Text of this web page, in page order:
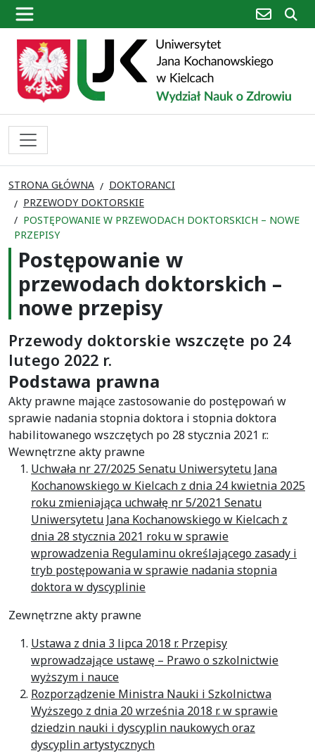
poczta
STRONA GŁÓWNA
DOKTORANCI
PRZEWODY DOKTORSKIE
POSTĘPOWANIE W PRZEWODACH DOKTORSKICH – NOWE
PRZEPISY
Postępowanie w
przewodach doktorskich –
nowe przepisy
Przewody doktorskie wszczęte po 24
lutego 2022 r.
Podstawa prawna
Akty prawne mające zastosowanie do postępowań w
sprawie nadania stopnia doktora i stopnia doktora
habilitowanego wszczętych po 28 stycznia 2021 r.:
Wewnętrzne akty prawne
Uchwała nr 27/2025 Senatu Uniwersytetu Jana
Kochanowskiego w Kielcach z dnia 24 kwietnia 2025
roku zmieniająca uchwałę nr 5/2021 Senatu
Uniwersytetu Jana Kochanowskiego w Kielcach z
dnia 28 stycznia 2021 roku w sprawie
wprowadzenia Regulaminu określającego zasady i
tryb postępowania w sprawie nadania stopnia
doktora w dyscyplinie
Zewnętrzne akty prawne
Ustawa z dnia 3 lipca 2018 r. Przepisy
wprowadzające ustawę – Prawo o szkolnictwie
wyższym i nauce
Rozporządzenie Ministra Nauki i Szkolnictwa
Wyższego z dnia 20 września 2018 r. w sprawie
dziedzin nauki i dyscyplin naukowych oraz
dyscyplin artystycznych